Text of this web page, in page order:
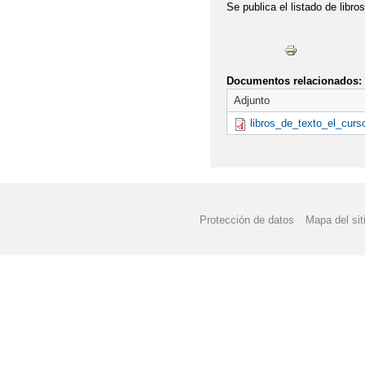
Se publica el listado de
Documentos relacionados:
Adjunto
Protección de datos Mapa del